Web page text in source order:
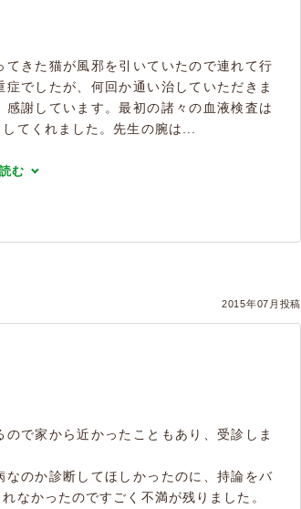
きた猫が風邪を引いていたので連れて行
でしたが、何回か通い治していただきま
謝しています。最初の諸々の血液検査は
てくれました。先生の腕は...
む
2015年07月投稿
で家から近かったこともあり、受診しま
のか診断してほしかったのに、持論をバ
なかったのですごく不満が残りました。